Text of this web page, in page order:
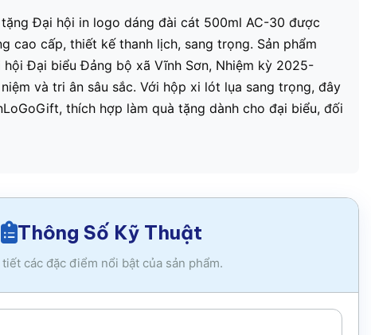
Đại hội in logo dáng đài cát 500ml AC-30 được
cao cấp, thiết kế thanh lịch, sang trọng. Sản phẩm
Đại biểu Đảng bộ xã Vĩnh Sơn, Nhiệm kỳ 2025-
và tri ân sâu sắc. Với hộp xi lót lụa sang trọng, đây
thích hợp làm quà tặng dành cho đại biểu, đối
Thông Số Kỹ Thuật
tiết các đặc điểm nổi bật của sản phẩm.